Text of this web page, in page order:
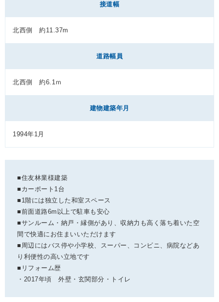
接道幅
北西側 約11.37m
道路幅員
北西側 約6.1ｍ
建物建築年月
1994年1月
■住友林業様建築
■カーポート1台
■1階には独立した和室スペース
■前面道路6m以上で駐車も安心
■サンルーム・納戸・縁側があり、収納力も高く落ち着いた空
間で快適にお住まいいただけます
■周辺にはバス停や小学校、スーパー、コンビニ、病院などあ
り利便性の高い立地です
■リフォーム歴
・2017年頃 外壁・玄関部分・トイレ